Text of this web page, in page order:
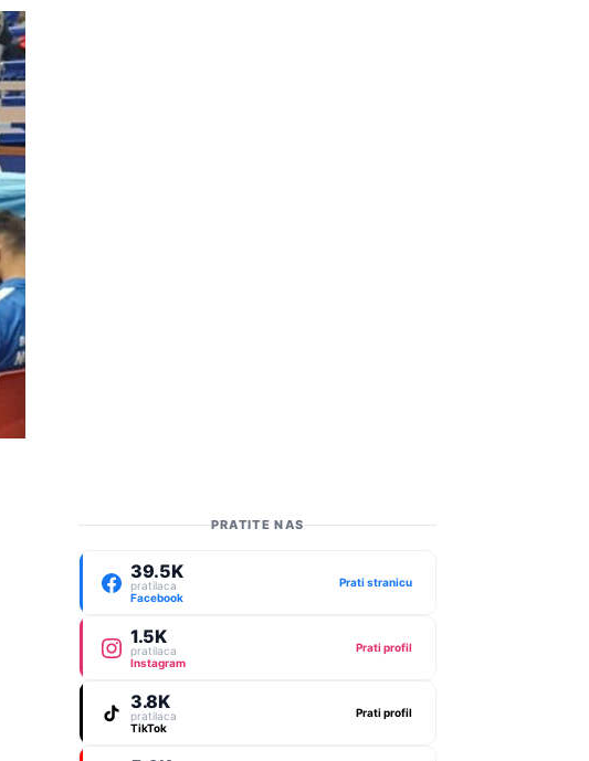
PRATITE NAS
39.5K
pratilaca
Facebook
Prati stranicu
1.5K
pratilaca
Instagram
Prati profil
3.8K
pratilaca
TikTok
Prati profil